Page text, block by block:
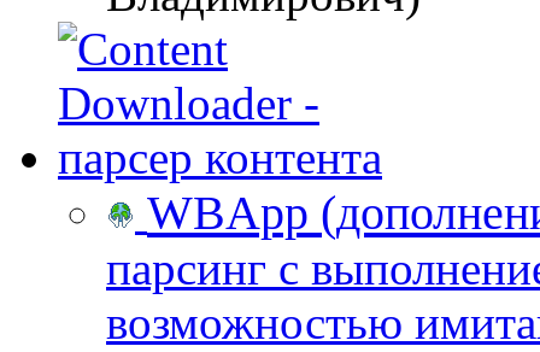
WBApp
парсинг с
возможностью